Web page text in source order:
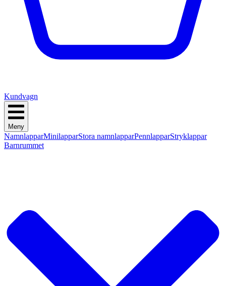
Kundvagn
Meny
NamnlapparMinilapparStora namnlapparPennlapparStryklappar
Barnrummet